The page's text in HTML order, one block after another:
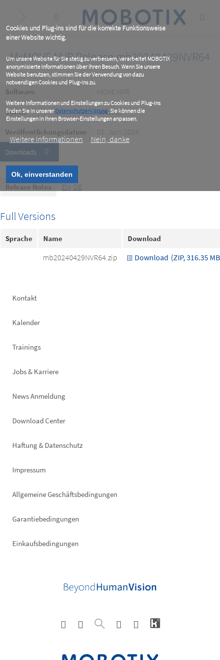
Cookies und Plug-ins sind für die korrekte Funktionsweise
einer Website wichtig.
Um unsere Website für Sie stetig zu verbessern, verarbeitet MOBOTIX
anonymisierte Informationen über Ihren Besuch. Wenn Sie unsere
Website benutzen, stimmen Sie der Verwendung von dazu
notwendigen Cookies und Plug-ins zu.
Weitere Informationen und Einstellungen zu Cookies und Plug-ins
finden Sie in unsererDatenschutzerklärung. Sie können die
Einstellungen in Ihren Browser-Einstellungen anpassen.
Weitere Informationen Nein, danke
Ok, einverstanden
content
MxMOVE NVR Release mb20240429NVR64
Software MOVE NVR
Status Release
Veröffentlichungsdatum 01. Juni 2024
Downloads
Release Notes EN DE
Full Versions
Sprache Name Download
mb20240429NVR64.zip Download (ZIP, 316.35
Footer
Kontakt
Kalender
Trainings
Jobs & Karriere
News Anmeldung
Footer
Download Center
Haftung & Datenschutz
Impressum
Allgemeine Geschäftsbedingungen
Garantiebedingungen
Einkaufsbedingungen